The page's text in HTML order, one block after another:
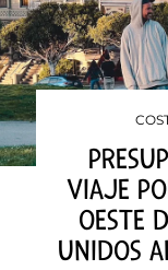
VIAJE
OESTE
UNIDOS